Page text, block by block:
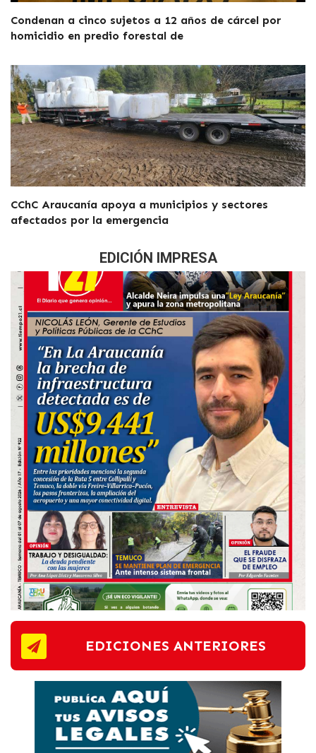
Condenan a cinco sujetos a 12 años de cárcel por
homicidio en predio forestal de
CChC Araucanía apoya a municipios y sectores
afectados por la emergencia
EDICIÓN IMPRESA
EDICIONES ANTERIORES